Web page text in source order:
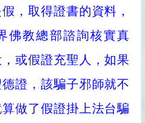
，取得證書的資料，
佛教總部諮詢核實真
或假證充聖人，如果
證，該騙子邪師就不
做了假證掛上法台騙